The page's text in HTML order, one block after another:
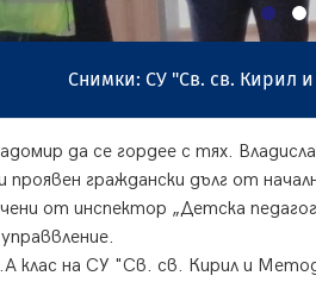
Снимки: СУ "Св. св. Кирил
да се гордее с тях.
проявен граждански дълг от
от инспектор „Детска
клас на СУ "Св. св. Кирил и